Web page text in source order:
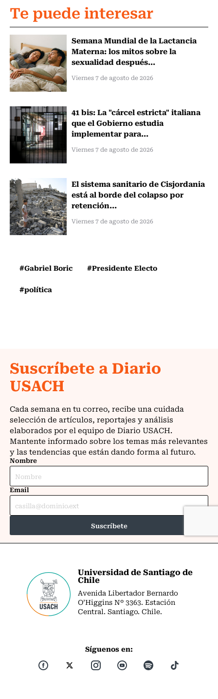
Te puede interesar
Semana Mundial de la Lactancia
Materna: los mitos sobre la
sexualidad después...
Viernes 7 de agosto de 2026
41 bis: La "cárcel estricta" italiana
que el Gobierno estudia
implementar para...
Viernes 7 de agosto de 2026
El sistema sanitario de Cisjordania
está al borde del colapso por
retención...
Viernes 7 de agosto de 2026
#Gabriel Boric
#Presidente Electo
#política
Universidad de Santiago de
Chile
Avenida Libertador Bernardo
O’Higgins Nº 3363. Estación
Central. Santiago. Chile.
Síguenos en: